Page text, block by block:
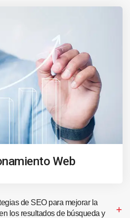
Web
de SEO para mejorar la
los resultados de búsqueda y